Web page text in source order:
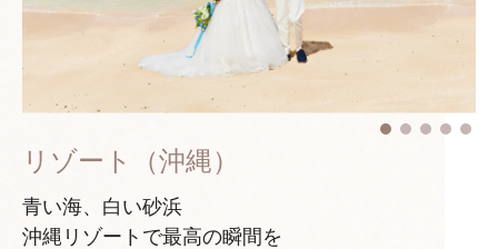
リゾート（沖縄）
青い海、白い砂浜
沖縄リゾートで最高の瞬間を